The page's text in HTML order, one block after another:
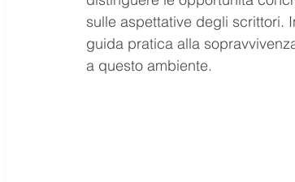
sulle aspettative degli scrittori.
guida pratica alla
a questo ambiente.